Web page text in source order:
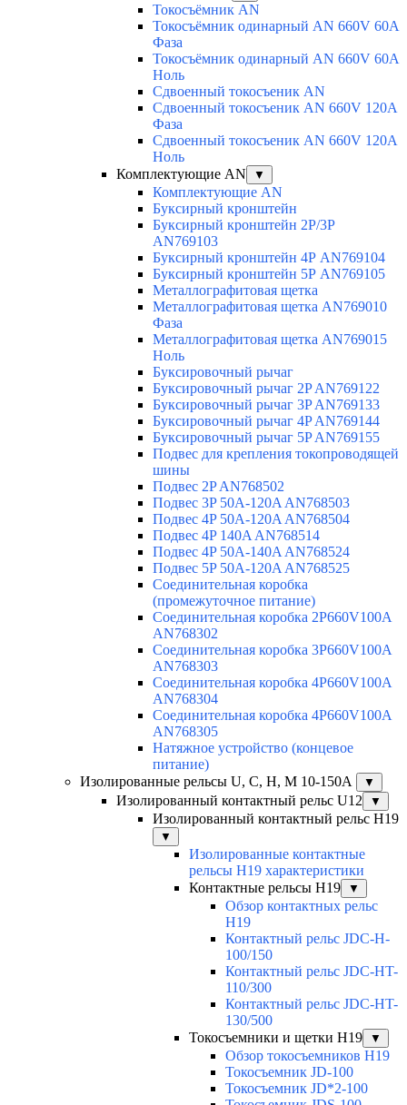
Токосъёмник AN
Токосъёмник одинарный AN 660V 60A
Фаза
Токосъёмник одинарный AN 660V 60A
Ноль
Сдвоенный токосъеник AN
Сдвоенный токосъеник AN 660V 120A
Фаза
Сдвоенный токосъеник AN 660V 120A
Ноль
Комплектующие AN
▼
Комплектующие AN
Буксирный кронштейн
Буксирный кронштейн 2Р/3Р
AN769103
Буксирный кронштейн 4Р AN769104
Буксирный кронштейн 5Р AN769105
Металлографитовая щетка
Металлографитовая щетка AN769010
Фаза
Металлографитовая щетка AN769015
Ноль
Буксировочный рычаг
Буксировочный рычаг 2P AN769122
Буксировочный рычаг 3P AN769133
Буксировочный рычаг 4P AN769144
Буксировочный рычаг 5P AN769155
Подвес для крепления токопроводящей
шины
Подвес 2P AN768502
Подвес 3P 50A-120A AN768503
Подвес 4P 50A-120A AN768504
Подвес 4P 140A AN768514
Подвес 4P 50A-140A AN768524
Подвес 5P 50A-120A AN768525
Соединительная коробка
(промежуточное питание)
Соединительная коробка 2P660V100A
AN768302
Соединительная коробка 3P660V100A
AN768303
Соединительная коробка 4P660V100A
AN768304
Соединительная коробка 4P660V100A
AN768305
Натяжное устройство (концевое
питание)
Изолированные рельсы U, C, H, M 10-150А
▼
Изолированный контактный рельс U12 ▼
Изолированный контактный рельс Н19
▼
Изолированные контактные
рельсы Н19 характеристики
Контактные рельсы H19
▼
Обзор контактных рельс
H19
Контактный рельс JDC-H-
100/150
Контактный рельс JDC-HT-
110/300
Контактный рельс JDC-HT-
130/500
Токосъемники и щетки H19
▼
Обзор токосъемников H19
Токосъемник JD-100
Токосъемник JD*2-100